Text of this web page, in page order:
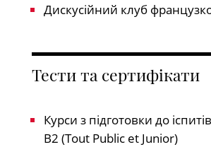
Дискусійний клуб
Тести та сертифікати
Курси з підготовки до
B2 (Tout Public et Junior)